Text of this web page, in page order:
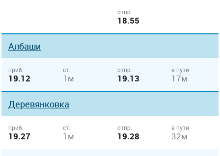
отпр.
18.55
Албаши
приб.
19.12
ст.
1м
отпр.
19.13
в пути
17м
Деревянковка
приб.
19.27
ст.
1м
отпр.
19.28
в пути
32м